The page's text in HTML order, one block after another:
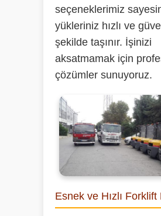
seçeneklerimiz
yükleriniz hızlı ve
şekilde taşınır. İşinizi
aksatmamak için
çözümler sunuyoruz.
Esnek ve Hızlı